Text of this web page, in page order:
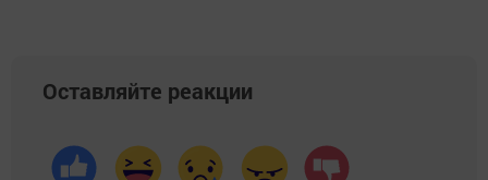
Оставляйте реакции